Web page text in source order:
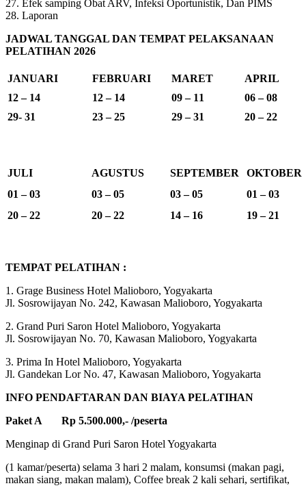
27. Efek samping Obat ARV, Infeksi Oportunistik, Dan PIMS
28. Laporan
JADWAL TANGGAL DAN TEMPAT PELAKSANAAN
PELATIHAN 2026
JANUARI FEBRUARI MARET
APRIL
12 – 14
12 – 14 09 – 11
06 – 08
29- 31
23 – 25 29 – 31 20 – 22
JULI AGUSTUS SEPTEMBER
OKTOBER
01 – 03
03 – 05 03 – 05
01 – 03
20 – 22
20 – 22 14 – 16 19 – 21
TEMPAT PELATIHAN :
1. Grage Business Hotel Malioboro, Yogyakarta
Jl. Sosrowijayan No. 242, Kawasan Malioboro, Yogyakarta
2. Grand Puri Saron Hotel Malioboro, Yogyakarta
Jl. Sosrowijayan No. 70, Kawasan Malioboro, Yogyakarta
3. Prima In Hotel Malioboro, Yogyakarta
Jl. Gandekan Lor No. 47, Kawasan Malioboro, Yogyakarta
INFO PENDAFTARAN DAN BIAYA PELATIHAN
Paket A Rp 5.500.000,- /peserta
Menginap di Grand Puri Saron Hotel Yogyakarta
(1 kamar/peserta) selama 3 hari 2 malam, konsumsi (makan pagi,
makan siang, makan malam), Coffee break 2 kali sehari, sertifikat,